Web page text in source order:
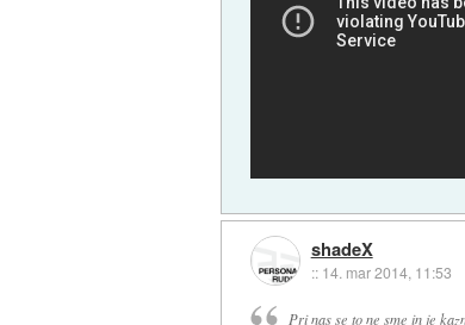
shadeX
:: 14. mar 2014, 11:53
Pri nas se to ne sme in je